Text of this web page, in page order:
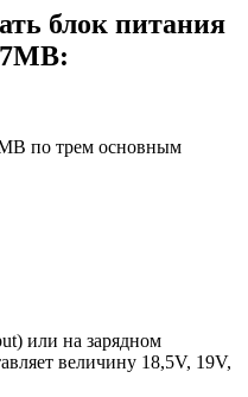
блок питания
по трем основным
или на зарядном
величину 18,5V, 19V,